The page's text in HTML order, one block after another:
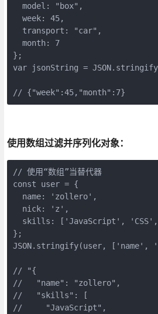
  model: "box",
  week: 45,
  transport: "car",
  month: 7
};
var jsonString =
使用数组过滤并序列化对象：
// 使用“数组”当替代器
const user = {
  name: 'zollero',
  nick: 'z',
skills: ['JavaScript',
};
JSON.stringify(user,
// "{
//   "name": "zollero",
//   "skills": [
//     "JavaScript",